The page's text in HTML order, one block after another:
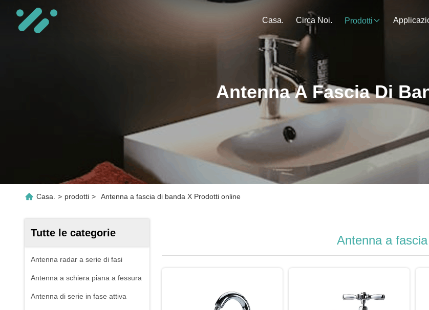
Casa. Circa Noi. Prodotti
Antenna A Fascia Di
Casa. > prodotti > Antenna a fascia di banda X Prodotti online
Tutte le categorie
Antenna radar a serie di fasi
Antenna a schiera piana a fessura
Antenna di serie in fase attiva
Antenna a